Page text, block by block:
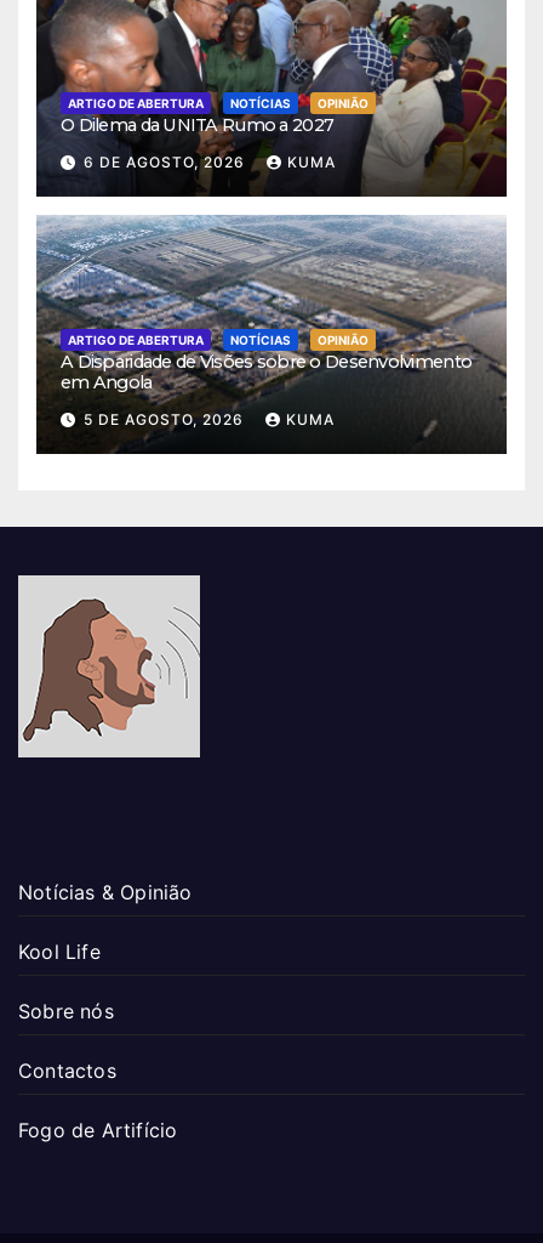
ARTIGO DE ABERTURA NOTÍCIAS OPINIÃO
O Dilema da UNITA Rumo a 2027
6 DE AGOSTO, 2026 KUMA
ARTIGO DE ABERTURA NOTÍCIAS OPINIÃO
A Disparidade de Visões sobre o Desenvolvimento
em Angola
5 DE AGOSTO, 2026 KUMA
Notícias & Opinião
Kool Life
Sobre nós
Contactos
Fogo de Artifício